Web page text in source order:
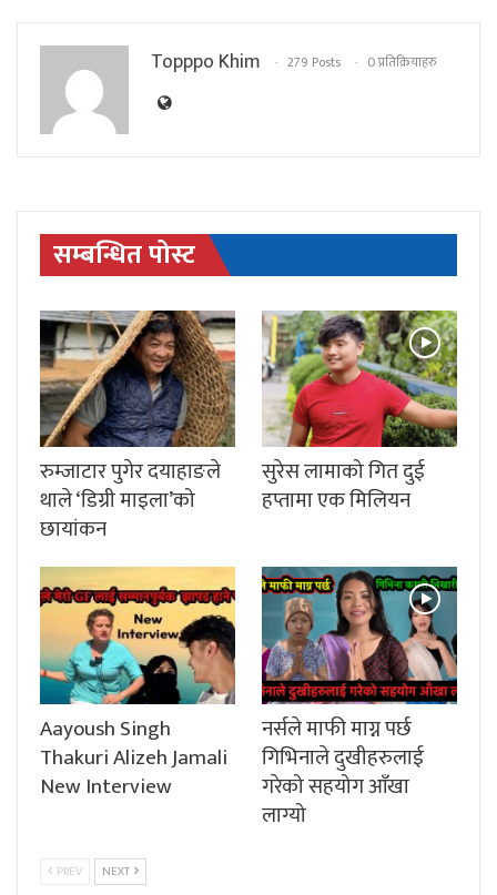
Topppo Khim 279 Posts 0 प्रतिक्रियाहरु
सम्बन्धित पोस्ट
रुम्जाटार पुगेर दयाहाङले
थाले ‘डिग्री माइला’को
छायांकन
सुरेस लामाको गित दुई
हप्तामा एक मिलियन
Aayoush Singh
Thakuri Alizeh Jamali
New Interview
नर्सले माफी माग्न पर्छ
गिभिनाले दुखीहरुलाई
गरेको सहयोग आँखा
लाग्यो
PREV NEXT